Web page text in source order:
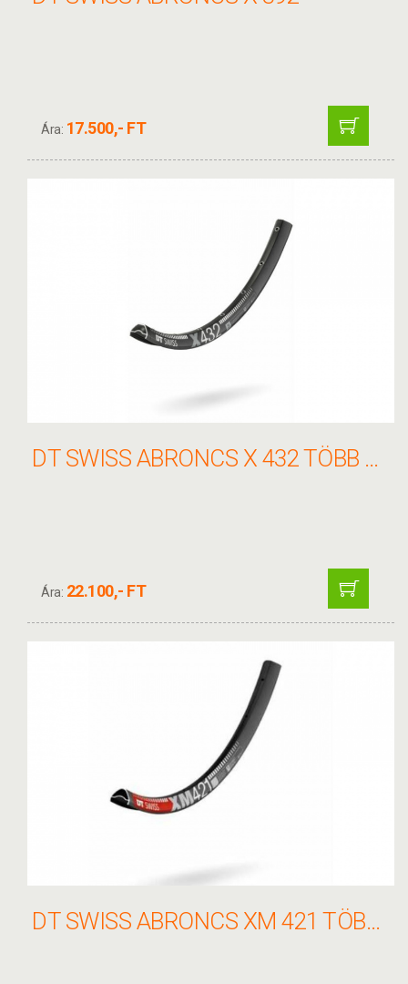
Ára: 17.500,- FT
DT SWISS ABRONCS X 432 TÖBB MÉRET
Ára: 22.100,- FT
DT SWISS ABRONCS XM 421 TÖBB MÉRET